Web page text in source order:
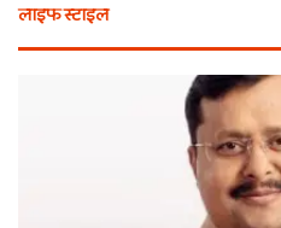
न
खरीदें
लाइफ स्टाइल